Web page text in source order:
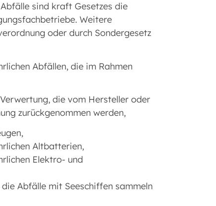
sind kraft Gesetzes die
Weitere
oder durch Sondergesetz
Abfällen, die im Rahmen
die vom Hersteller oder
zurückgenommen werden,
Altbatterien,
Elektro- und
Abfälle mit Seeschiffen sammeln